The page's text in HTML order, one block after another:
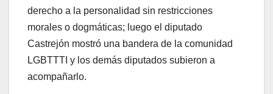
derecho a la personalidad sin restricciones
morales o dogmáticas; luego el diputado
Castrejón mostró una bandera de la comunidad
LGBTTTI y los demás diputados subieron a
acompañarlo.